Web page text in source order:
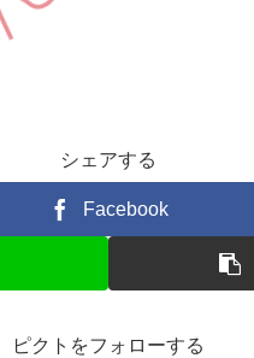
シェアする
Facebook
ピクトをフォローする